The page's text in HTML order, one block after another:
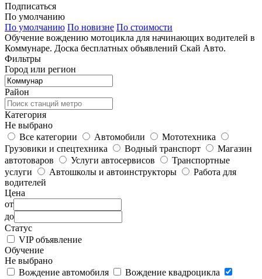
Подписаться
По умолчанию
По умолчанию По новизне По стоимости
Обучение вождению мотоцикла для начинающих водителей в
Коммунаре. Доска бесплатных объявлений Скай Авто.
Фильтры
Город или регион
Район
Категория
Не выбрано
Все категории
Автомобили
Мототехника
Грузовики и спецтехника
Водный транспорт
Магазин
автотоваров
Услуги автосервисов
Транспортные
услуги
Автошколы и автоинструкторы
Работа для
водителей
Цена
от
до
Статус
VIP объявление
Обучение
Не выбрано
Вождение автомобиля
Вождение квадроцикла